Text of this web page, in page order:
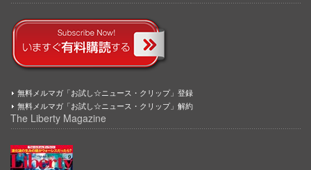
無料メルマガ「お試し☆ニュース・クリップ」登録
無料メルマガ「お試し☆ニュース・クリップ」解約
The Liberty Magazine